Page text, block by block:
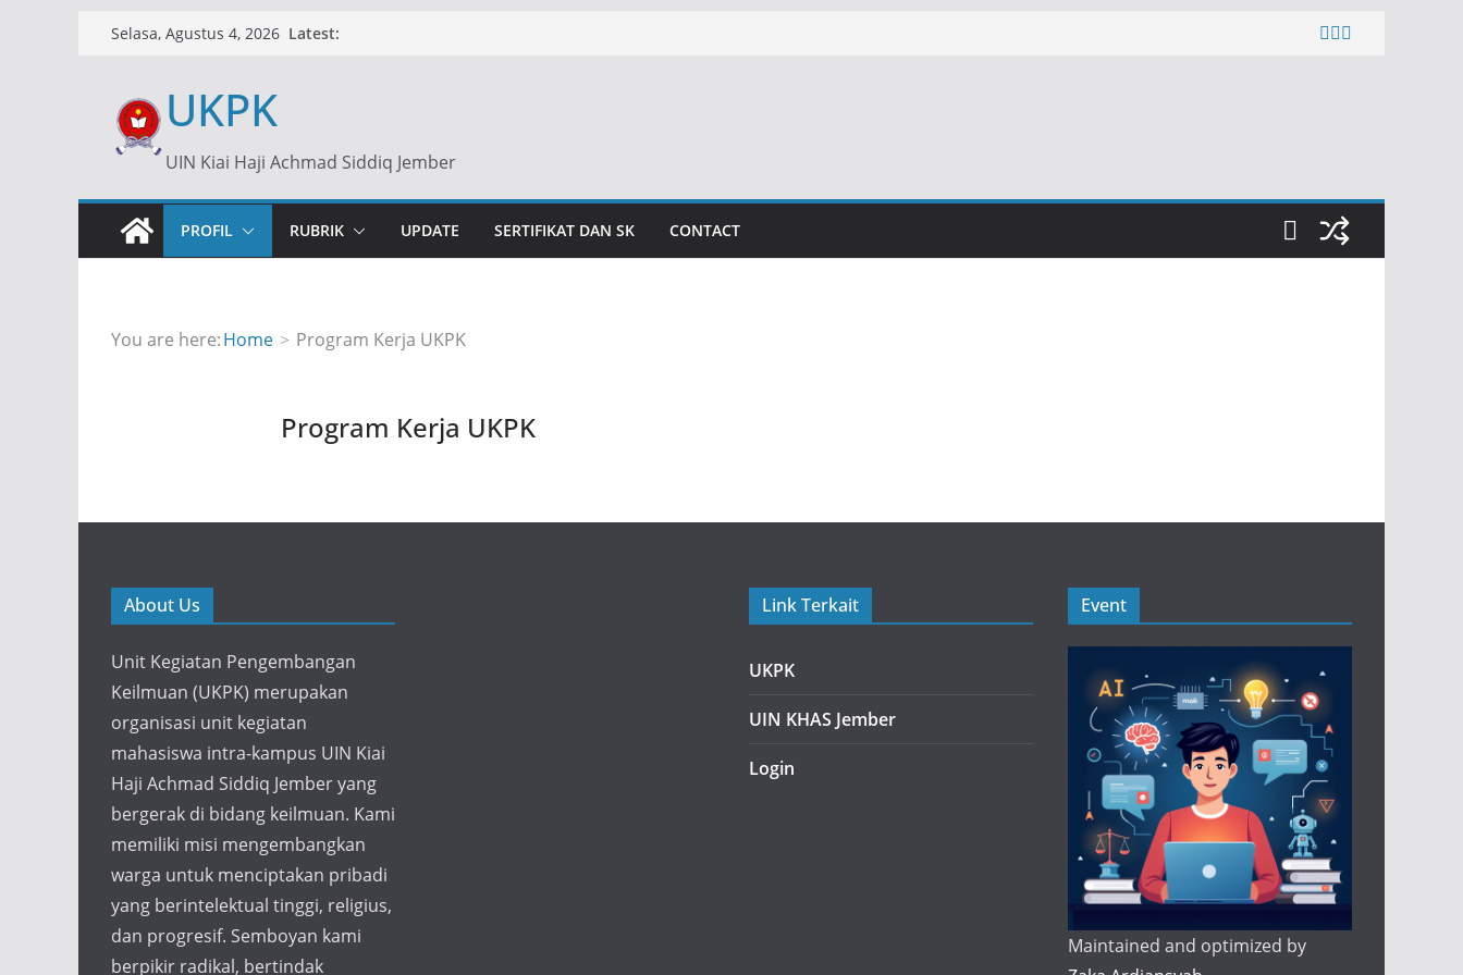
Selasa, Agustus 4, 2026 Latest:
UKPK
UIN Kiai Haji Achmad Siddiq Jember
PROFIL RUBRIK UPDATE SERTIFIKAT DAN SK CONTACT
You are here:Home Program Kerja UKPK
Program Kerja UKPK
About Us
Unit Kegiatan Pengembangan
Keilmuan (UKPK) merupakan
organisasi unit kegiatan
mahasiswa intra-kampus UIN Kiai
Haji Achmad Siddiq Jember yang
bergerak di bidang keilmuan. Kami
memiliki misi mengembangkan
warga untuk menciptakan pribadi
yang berintelektual tinggi, religius,
dan progresif. Semboyan kami
berpikir radikal, bertindak
Link Terkait
UKPK
UIN KHAS Jember
Login
Event
Maintained and optimized by